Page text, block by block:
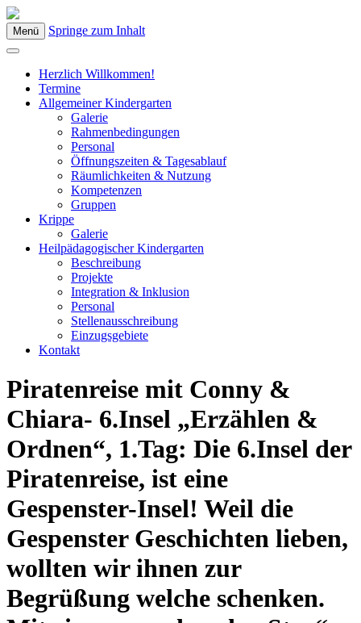
Kindergarten Bad Blumau
Menü Springe zum Inhalt
Herzlich Willkommen!
Termine
Allgemeiner Kindergarten
Galerie
Rahmenbedingungen
Personal
Öffnungszeiten & Tagesablauf
Räumlichkeiten & Nutzung
Kompetenzen
Gruppen
Krippe
Galerie
Heilpädagogischer Kindergarten
Beschreibung
Projekte
Integration & Inklusion
Personal
Stellenausschreibung
Einzugsgebiete
Kontakt
Piratenreise mit Conny &
Chiara- 6.Insel „Erzählen &
Ordnen“, 1.Tag: Die 6.Insel der
Piratenreise, ist eine
Gespenster-Insel! Weil die
Gespenster Geschichten lieben,
wollten wir ihnen zur
Begrüßung welche schenken.